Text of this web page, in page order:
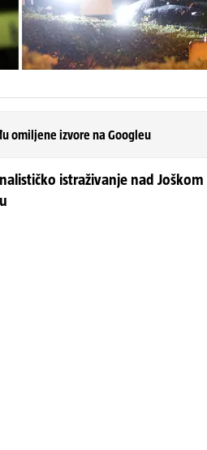
omiljene izvore na Googleu
istraživanje nad